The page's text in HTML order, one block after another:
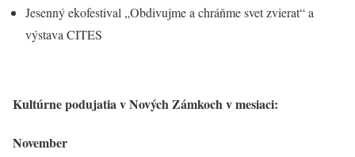
Jesenný ekofestival „Obdivujme a chráňme svet zvierat“ a
výstava CITES
Kultúrne podujatia v Nových Zámkoch v mesiaci:
November